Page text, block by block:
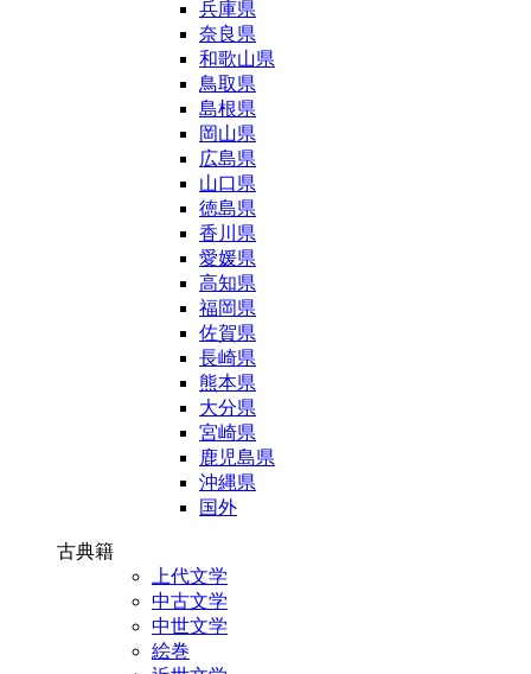
兵庫県
奈良県
和歌山県
鳥取県
島根県
岡山県
広島県
山口県
徳島県
香川県
愛媛県
高知県
福岡県
佐賀県
長崎県
熊本県
大分県
宮崎県
鹿児島県
沖縄県
国外
古典籍
上代文学
中古文学
中世文学
絵巻